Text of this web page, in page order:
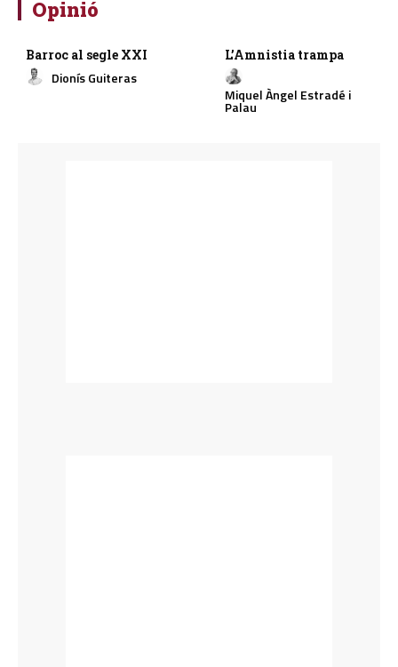
Opinió
Barroc al segle XXI
Dionís Guiteras
L’Amnistia trampa
Miquel Àngel Estradé i
Palau